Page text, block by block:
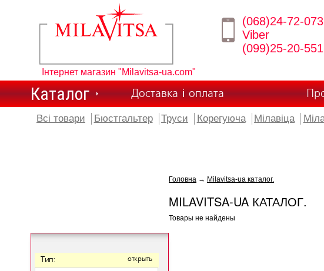
Інтернет магазин "Milavitsa-ua.com"
(068)24-72-073
Viber
(099)25-20-551
Каталог Доставка і оплата
Всі товари Бюстгальтер Труси Корегуюча Мілавіца
Тип: открыть
Головна → Milavitsa-ua каталог.
MILAVITSA-UA КАТАЛОГ.
Товары не найдены